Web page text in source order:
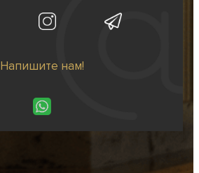
Напишите нам!